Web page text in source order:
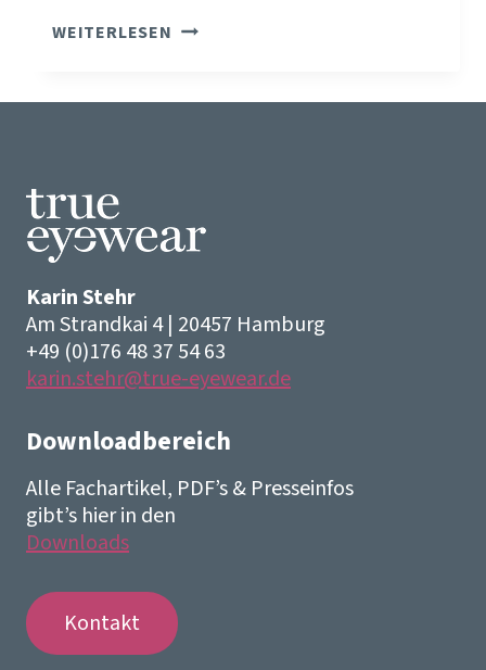
WEITERLESEN EYEWEAR
Karin Stehr
Am Strandkai 4 | 20457 Hamburg
+49 (0)176 48 37 54 63
karin.stehr@true-eyewear.de
Downloadbereich
Alle Fachartikel, PDF’s & Presseinfos
gibt’s hier in den
Downloads
Kontakt